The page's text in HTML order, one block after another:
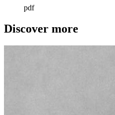
pdf
Discover more